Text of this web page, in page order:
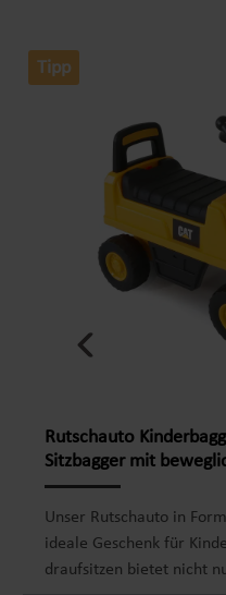
Tipp
Rutschauto
Sitzbagger mit
Unser Rutschauto in
ideale Geschenk für
draufsitzen bietet nicht